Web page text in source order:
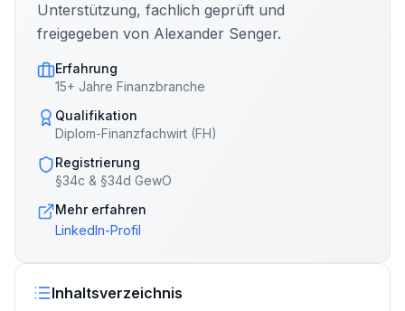
Unterstützung, fachlich geprüft und
freigegeben von Alexander Senger.
Erfahrung
15+ Jahre Finanzbranche
Qualifikation
Diplom-Finanzfachwirt (FH)
Registrierung
§34c & §34d GewO
Mehr erfahren
LinkedIn-Profil
Inhaltsverzeichnis